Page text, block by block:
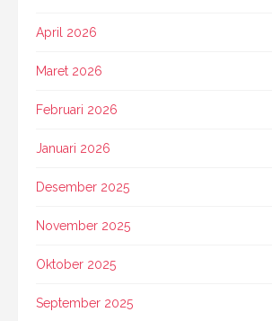
April 2026
Maret 2026
Februari 2026
Januari 2026
Desember 2025
November 2025
Oktober 2025
September 2025